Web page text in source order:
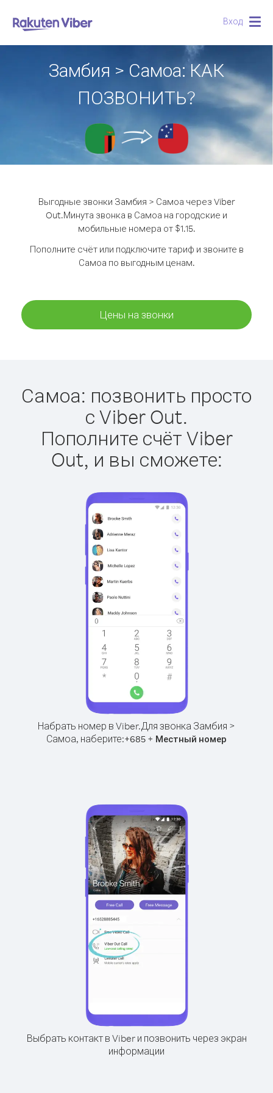
Вход
Замбия > Самоа: КАК
ПОЗВОНИТЬ?
Выгодные звонки Замбия > Самоа через Viber
Out.Минута звонка в Самоа на городские и
мобильные номера от $1.15.
Пополните счёт или подключите тариф и звоните в
Самоа по выгодным ценам.
Цены на звонки
Самоа: позвонить просто
с Viber Out.
Пополните счёт Viber
Out, и вы сможете:
Набрать номер в Viber.Для звонка Замбия >
Самоа, наберите:+685 + Местный номер
Выбрать контакт в Viber и позвонить через экран
информации